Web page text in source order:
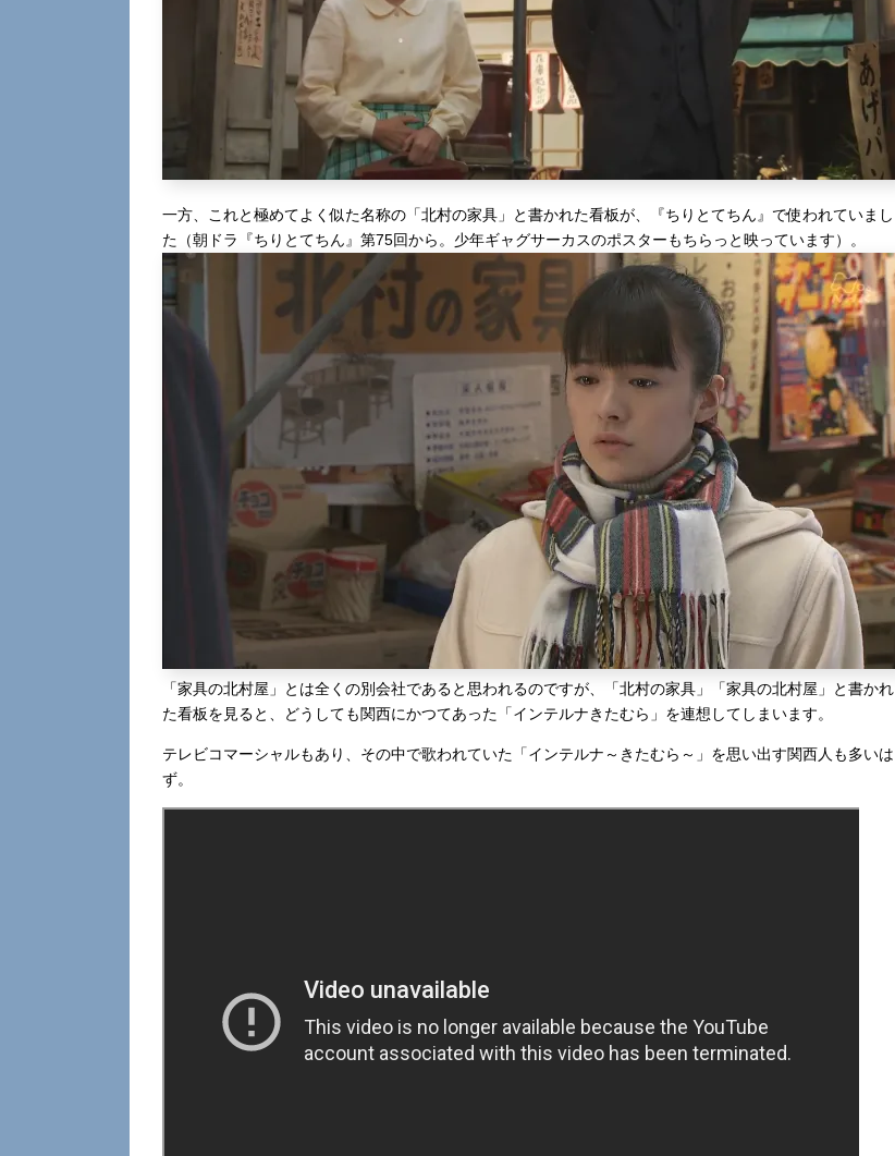
一方、これと極めてよく似た名称の「北村の家具」と書かれた看板が、『ちりとてちん』で使われていまし
た（朝ドラ『ちりとてちん』第75回から。少年ギャグサーカスのポスターもちらっと映っています）。
「家具の北村屋」とは全くの別会社であると思われるのですが、「北村の家具」「家具の北村屋」と書かれ
た看板を見ると、どうしても関西にかつてあった「インテルナきたむら」を連想してしまいます。
テレビコマーシャルもあり、その中で歌われていた「インテルナ～きたむら～」を思い出す関西人も多いは
ず。